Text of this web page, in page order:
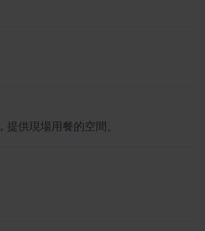
，提供現場用餐的空間。